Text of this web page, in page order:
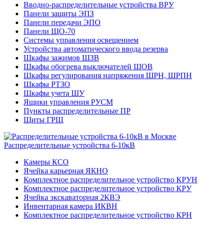
Вводно-распределительные устройства ВРУ
Панели защиты ЭПЗ
Панели передачи ЭПО
Панели ЩО-70
Системы управления освещением
Устройства автоматического ввода резерва
Шкафы зажимов ШЗВ
Шкафы обогрева выключателей ШОВ
Шкафы регулирования напряжения ШРН, ШРПН
Шкафы РТЗО
Шкафы учета ШУ
Ящики управления РУСМ
Пункты распределительные ПР
Щиты ГРЩ
Распределительные устройства 6-10кВ
Камеры КСО
Ячейка карьерная ЯКНО
Комплектное распределительное устройство КРУН
Комплектное распределительное устройство КРУ
Ячейка экскаваторная 2КВЭ
Инвентарная камера ИКВН
Комплектное распределительное устройство КРН